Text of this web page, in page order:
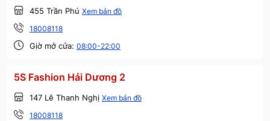
455 Trần Phú Xem bản đồ
18008118
Giờ mở cửa: 08:00-22:00
5S Fashion Hải Dương 2
147 Lê Thanh Nghị Xem bản đồ
18008118